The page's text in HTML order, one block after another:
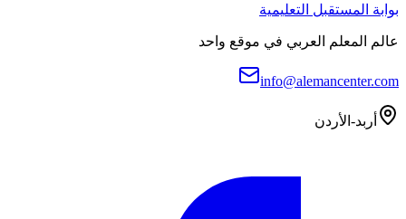
بوابة المستقبل التعليمية
عالم المعلم العربي في موقع واحد
info@alemancenter.com
أربد-الأردن